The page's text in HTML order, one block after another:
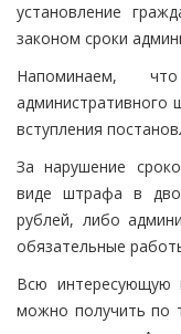
установление
законом сроки
Напоминаем,
административного
вступления
За нарушение
виде штрафа в
рублей, либо
обязательные
Всю
можно получить по